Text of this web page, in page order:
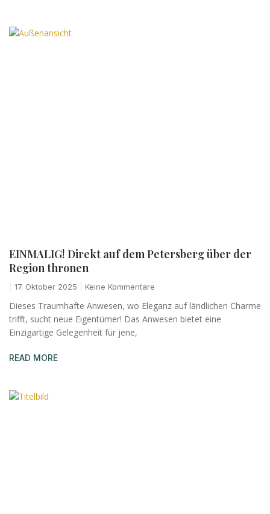
EINMALIG! Direkt auf dem Petersberg über der
Region thronen
17. Oktober 2025 Keine Kommentare
Dieses Traumhafte Anwesen, wo Eleganz auf ländlichen Charme
trifft, sucht neue Eigentümer! Das Anwesen bietet eine
Einzigartige Gelegenheit für jene,
READ MORE